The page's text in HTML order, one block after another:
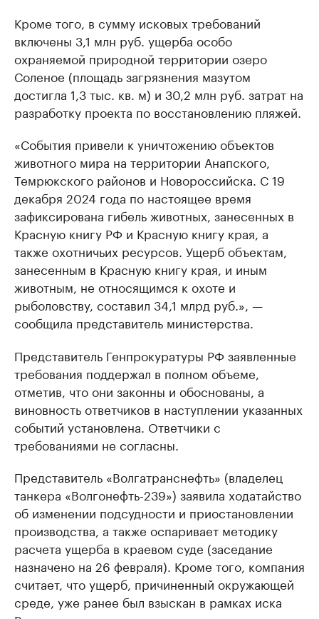
Кроме того, в сумму исковых требований
включены 3,1 млн руб. ущерба особо
охраняемой природной территории озеро
Соленое (площадь загрязнения мазутом
достигла 1,3 тыс. кв. м) и 30,2 млн руб. затрат на
разработку проекта по восстановлению пляжей.
«События привели к уничтожению объектов
животного мира на территории Анапского,
Темрюкского районов и Новороссийска. С 19
декабря 2024 года по настоящее время
зафиксирована гибель животных, занесенных в
Красную книгу РФ и Красную книгу края, а
также охотничьих ресурсов. Ущерб объектам,
занесенным в Красную книгу края, и иным
животным, не относящимся к охоте и
рыболовству, составил 34,1 млрд руб.», —
сообщила представитель министерства.
Представитель Генпрокуратуры РФ заявленные
требования поддержал в полном объеме,
отметив, что они законны и обоснованы, а
виновность ответчиков в наступлении указанных
событий установлена. Ответчики с
требованиями не согласны.
Представитель «Волгатранснефть» (владелец
танкера «Волгонефть-239») заявила ходатайство
об изменении подсудности и приостановлении
производства, а также оспаривает методику
расчета ущерба в краевом суде (заседание
назначено на 26 февраля). Кроме того, компания
считает, что ущерб, причиненный окружающей
среде, уже ранее был взыскан в рамках иска